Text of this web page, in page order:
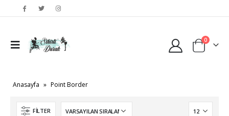
0
Anasayfa » Point Border
FILTER